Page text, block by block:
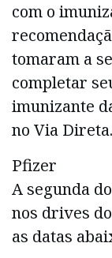
com o
tomaram a
completar
imunizante
no Via Direta.
Pfizer
A segunda
nos drives
as datas